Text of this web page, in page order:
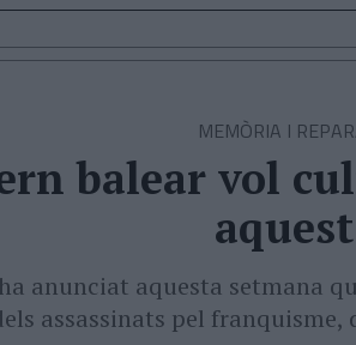
MEMÒRIA I
balear vol
anunciat aquesta setmana
assassinats pel